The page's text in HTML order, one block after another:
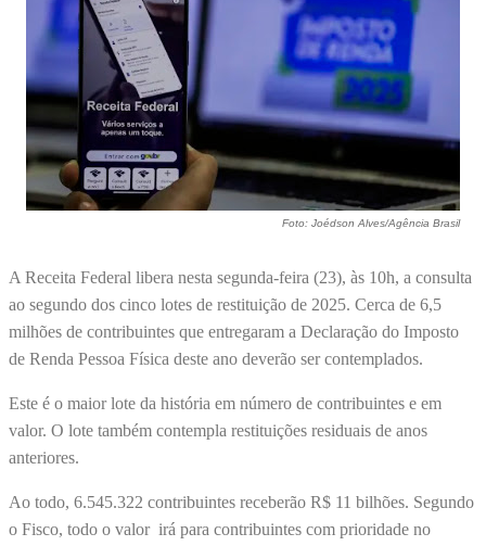
Foto: Joédson Alves/Agência Brasil
A Receita Federal libera nesta segunda-feira (23), às 10h, a consulta
ao segundo dos cinco lotes de restituição de 2025. Cerca de 6,5
milhões de contribuintes que entregaram a Declaração do Imposto
de Renda Pessoa Física deste ano deverão ser contemplados.
Este é o maior lote da história em número de contribuintes e em
valor. O lote também contempla restituições residuais de anos
anteriores.
Ao todo, 6.545.322 contribuintes receberão R$ 11 bilhões. Segundo
o Fisco, todo o valor irá para contribuintes com prioridade no